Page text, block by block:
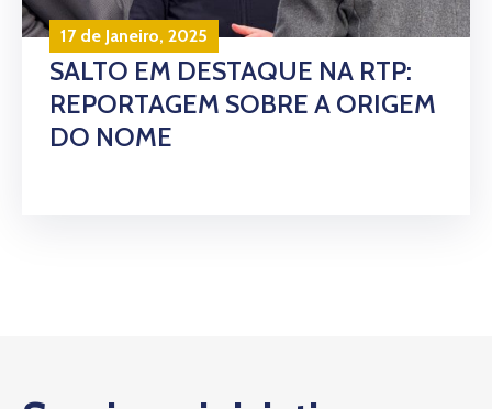
17 de Janeiro, 2025
SALTO EM DESTAQUE NA RTP:
REPORTAGEM SOBRE A ORIGEM
DO NOME